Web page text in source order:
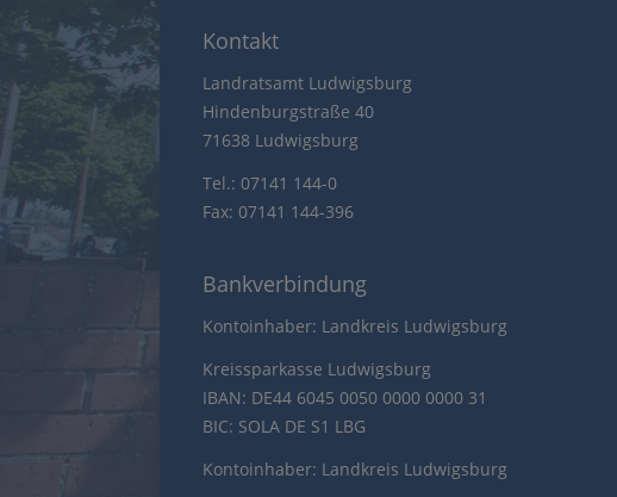
Kontakt
Landratsamt Ludwigsburg
Hindenburgstraße 40
71638 Ludwigsburg
Tel.: 07141 144-0
Fax: 07141 144-396
Bankverbindung
Kontoinhaber: Landkreis Ludwigsburg
Kreissparkasse Ludwigsburg
IBAN: DE44 6045 0050 0000 0000 31
BIC: SOLA DE S1 LBG
Kontoinhaber: Landkreis Ludwigsburg